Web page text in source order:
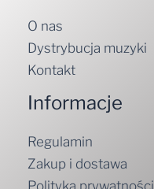
O nas
Dystrybucja muzyki
Kontakt
Informacje
Regulamin
Zakup i dostawa